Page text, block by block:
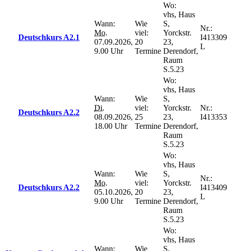
Deutschkurs A2.1
Wann:
Mo.
07.09.2026,
9.00 Uhr
Wie
viel:
20
Termine
Wo:
vhs, Haus
S,
Yorckstr.
23,
Derendorf,
Raum
S.5.23
Nr.:
L
Deutschkurs A2.2
Wann:
Di.
08.09.2026,
18.00 Uhr
Wie
viel:
25
Termine
Wo:
vhs, Haus
S,
Yorckstr.
23,
Derendorf,
Raum
S.5.23
Nr.:
I413353
Deutschkurs A2.2
Wann:
Mo.
05.10.2026,
9.00 Uhr
Wie
viel:
20
Termine
Wo:
vhs, Haus
S,
Yorckstr.
23,
Derendorf,
Raum
S.5.23
Nr.:
L
Wann: Wie
Wo:
vhs, Haus
S,